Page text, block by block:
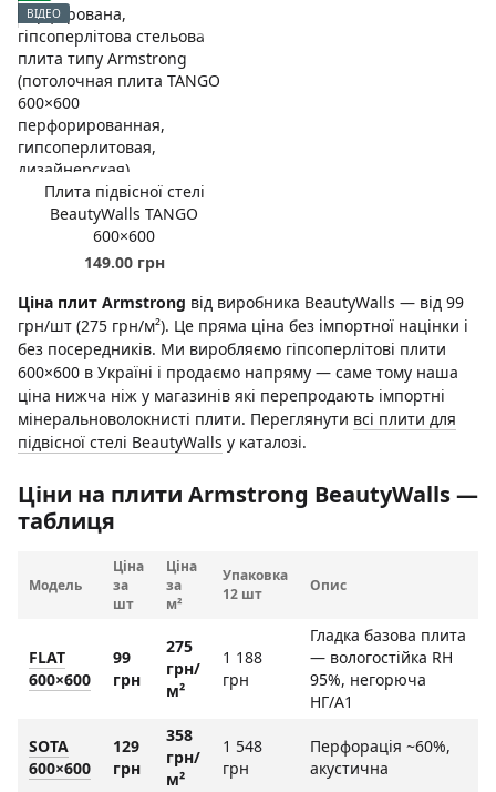
ВІДЕО
Плита підвісної стелі
BeautyWalls TANGO
600×600
149.00 грн
Ціна плит Armstrong від виробника BeautyWalls — від 99
грн/шт (275 грн/м²). Це пряма ціна без імпортної націнки і
без посередників. Ми виробляємо гіпсоперлітові плити
600×600 в Україні і продаємо напряму — саме тому наша
ціна нижча ніж у магазинів які перепродають імпортні
мінеральноволокнисті плити. Переглянути всі плити для
підвісної стелі BeautyWalls у каталозі.
Ціни на плити Armstrong BeautyWalls —
таблиця
Модель
Ціна
за
шт
Ціна
за
м²
Упаковка
12 шт
Опис
FLAT
600×600
99
грн
275
грн/
м²
1 188
грн
Гладка базова плита
— вологостійка RH
95%, негорюча
НГ/A1
SOTA
600×600
129
грн
358
грн/
м²
1 548
грн
Перфорація ~60%,
акустична